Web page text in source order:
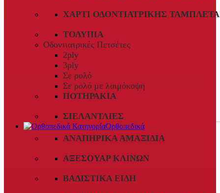
ΧΑΡΤΊ ΟΔΟΝΤΙΑΤΡΙΚΉΣ
ΤΟΛΎΠΙΑ
Οδοντιατρικές Πετσέτες
2ply
3ply
Σε ρολό
Σε ρολό με λαιμόκοψη
ΠΟΤΗΡΆΚΙΑ
ΣΙΕΛΑΝΤΛΊΕΣ
Ορθοπεδικά
ΑΝΑΠΗΡΙΚΆ ΑΜΑΞΊΔΙΑ
ΑΞΕΣΟΥΆΡ ΚΛΙΝΏΝ
ΒΑΔΙΣΤΙΚΆ ΕΊΔΗ